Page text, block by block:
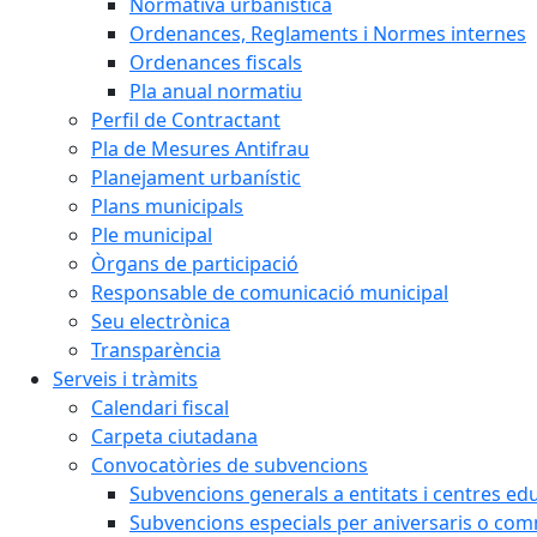
Ordenances, Reglaments i Normes internes
Ordenances fiscals
Pla anual normatiu
Perfil de Contractant
Pla de Mesures Antifrau
Planejament urbanístic
Plans municipals
Ple municipal
Òrgans de participació
Responsable de comunicació municipal
Seu electrònica
Transparència
Serveis i tràmits
Calendari fiscal
Carpeta ciutadana
Convocatòries de subvencions
Subvencions generals a entitats i centres
Subvencions especials per aniversaris o